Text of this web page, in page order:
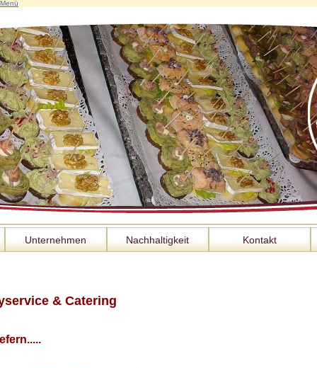
Menü
& Catering
Unternehmen Nachhaltigkeit Kontakt